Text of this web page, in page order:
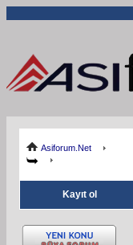
Asiforum.Net
Kayıt ol